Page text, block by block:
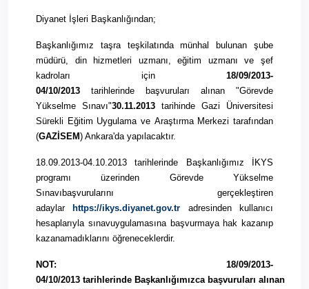
Diyanet İşleri Başkanlığından;
Başkanlığımız taşra teşkilatında münhal bulunan şube
müdürü, din hizmetleri uzmanı, eğitim uzmanı ve şef
kadroları için 18/09/2013-
04/10/2013 tarihlerinde başvuruları alınan "Görevde
Yükselme Sınavı"30.11.2013 tarihinde Gazi Üniversitesi
Sürekli Eğitim Uygulamave AraştırmaMerkezi tarafından
(GAZİSEM) Ankara'da yapılacaktır.
18.09.2013-04.10.2013 tarihlerinde Başkanlığımız İKYS
programı üzerinden Görevde Yükselme
Sınavı başvurularını gerçekleştiren
adaylar
https://ikys.diyanet.gov.tr adresinden kullanıcı
hesaplarıyla sınavuygulamasınabaşvurmaya hak kazanıp
kazanamadıklarını öğreneceklerdir.
NOT: 18/09/2013-
04/10/2013 tarihlerinde Başkanlığımızca başvuruları alınan